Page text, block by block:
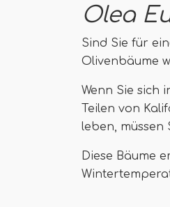
Olea
Sind Sie für
Olivenbäume
Wenn Sie sich
Teilen von
leben, müssen
Diese Bäume